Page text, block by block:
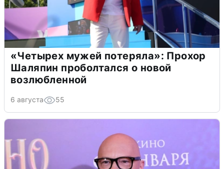
«Четырех мужей потеряла»: Прохор
Шаляпин проболтался о новой
возлюбленной
6 августа 55